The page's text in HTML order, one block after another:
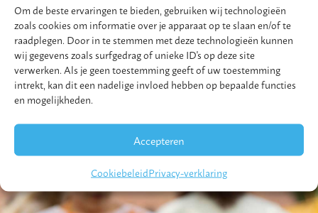
Om de beste ervaringen te bieden, gebruiken wij technologieën
zoals cookies om informatie over je apparaat op te slaan en/of te
raadplegen. Door in te stemmen met deze technologieën kunnen
wij gegevens zoals surfgedrag of unieke ID's op deze site
verwerken. Als je geen toestemming geeft of uw toestemming
intrekt, kan dit een nadelige invloed hebben op bepaalde functies
en mogelijkheden.
Accepteren
CookiebeleidPrivacy-verklaring
concept in de komende jaren verder uit. Hoe dit precies
uit komt te zien weten we nog niet. Wel laten we ons
inspireren door het onderwijsconcept van een
geïntegreerd rijk dagarrangement waarbij onderwijstijd
afgewisseld wordt met beweegtijd, etenstijd, speeltijd
en eigentijd.